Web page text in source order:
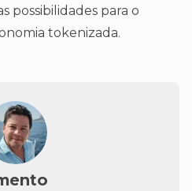
possibilidades para o
tokenizada.